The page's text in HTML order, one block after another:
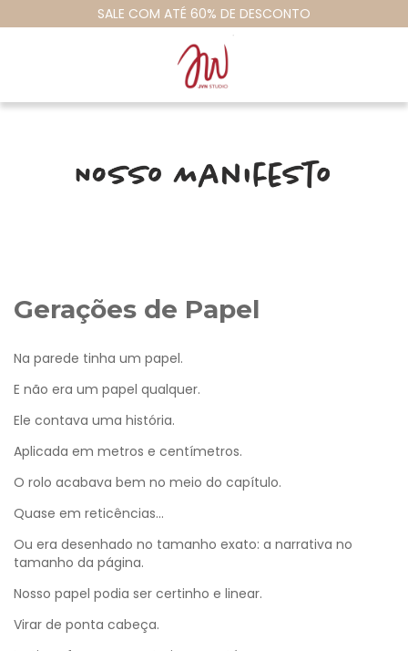
SALE COM ATÉ 60% DE DESCONTO
Gerações de Papel
Na parede tinha um papel.
E não era um papel qualquer.
Ele contava uma história.
Aplicada em metros e centímetros.
O rolo acabava bem no meio do capítulo.
Quase em reticências...
Ou era desenhado no tamanho exato: a narrativa no
tamanho da página.
Nosso papel podia ser certinho e linear.
Virar de ponta cabeça.